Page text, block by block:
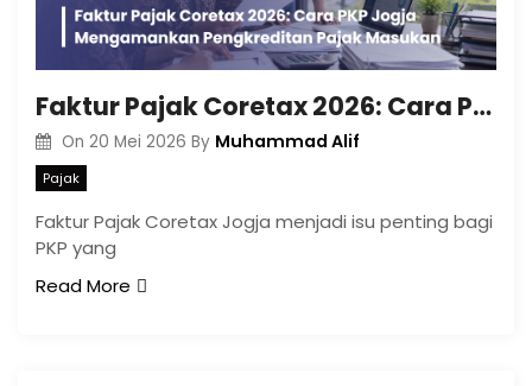
Faktur Pajak Coretax 2026: Cara PKP Jogja Mengamankan Pengkreditan Pajak Masukan
On 20 Mei 2026 By Muhammad Alif
Pajak
Faktur Pajak Coretax Jogja menjadi isu penting bagi
PKP yang
Read More